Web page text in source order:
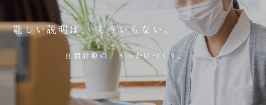
難しい説明は、 もういらない。
自費診療の きっかけづくり。